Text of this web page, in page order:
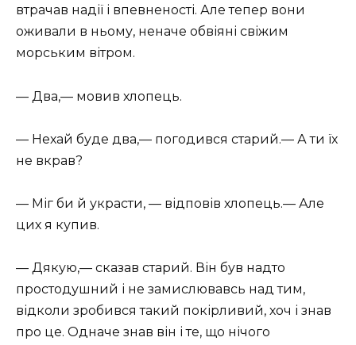
втрачав надії і впевненості. Але тепер вони
оживали в ньому, неначе обвіяні свіжим
морським вітром.
— Два,— мовив хлопець.
— Нехай буде два,— погодився старий.— А ти їх
не вкрав?
— Міг би й украсти, — відповів хлопець.— Але
цих я купив.
— Дякую,— сказав старий. Він був надто
простодушний і не замислювавсь над тим,
відколи зробився такий покірливий, хоч і знав
про це. Одначе знав він і те, що нічого